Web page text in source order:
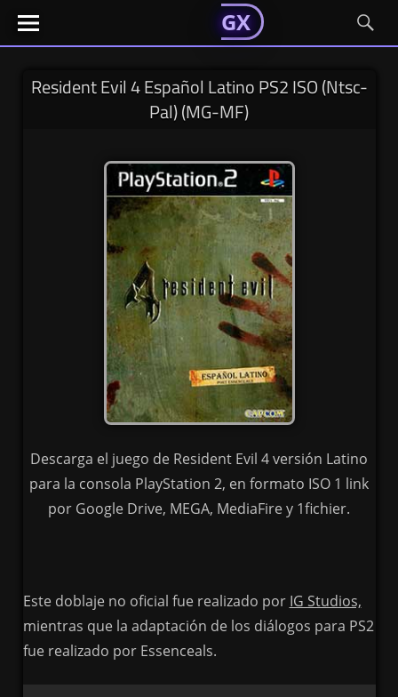
SkipEl
portal
tus
GAMESGX
El
portal
tus
Resident Evil 4 Español Latino PS2 ISO (Ntsc-
Pal) (MG-MF)
Descarga el juego de Resident Evil 4 versión Latino
para la consola PlayStation 2, en formato ISO 1 link
por Google Drive, MEGA, MediaFire y 1fichier.
Este doblaje no oficial fue realizado por IG Studios,
mientras que la adaptación de los diálogos para PS2
fue realizado por Essenceals.